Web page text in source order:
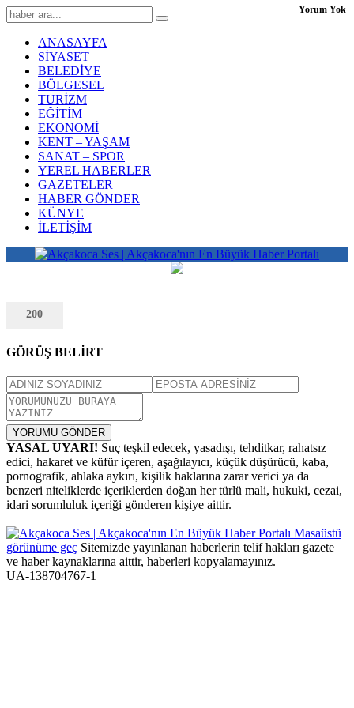
ANASAYFA
SİYASET
BELEDİYE
BÖLGESEL
TURİZM
EĞİTİM
EKONOMİ
KENT – YAŞAM
SANAT – SPOR
YEREL HABERLER
GAZETELER
HABER GÖNDER
KÜNYE
İLETİŞİM
200
GÖRÜŞ BELİRT
Yorum Yok
YORUMU GÖNDER
YASAL UYARI! Suç teşkil edecek, yasadışı, tehditkar, rahatsız
edici, hakaret ve küfür içeren, aşağılayıcı, küçük düşürücü, kaba,
pornografik, ahlaka aykırı, kişilik haklarına zarar verici ya da
benzeri niteliklerde içeriklerden doğan her türlü mali, hukuki, cezai,
idari sorumluluk içeriği gönderen kişiye aittir.
Masaüstü
görünüme geç Sitemizde yayınlanan haberlerin telif hakları gazete
ve haber kaynaklarına aittir, haberleri kopyalamayınız.
UA-138704767-1